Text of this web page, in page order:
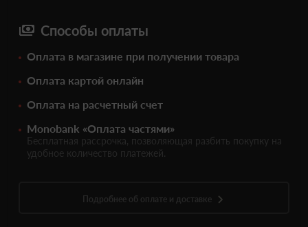
Способы оплаты
Оплата в магазине при получении товара
Оплата картой онлайн
Оплата на расчетный счет
Monobank «Оплата частями»
Бесплатная рассрочка, позволяющая разбить покупку на
удобное количество платежей.
Подробнее об оплате и доставке